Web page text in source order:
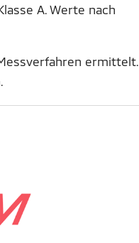
A. Werte nach
ermittelt.